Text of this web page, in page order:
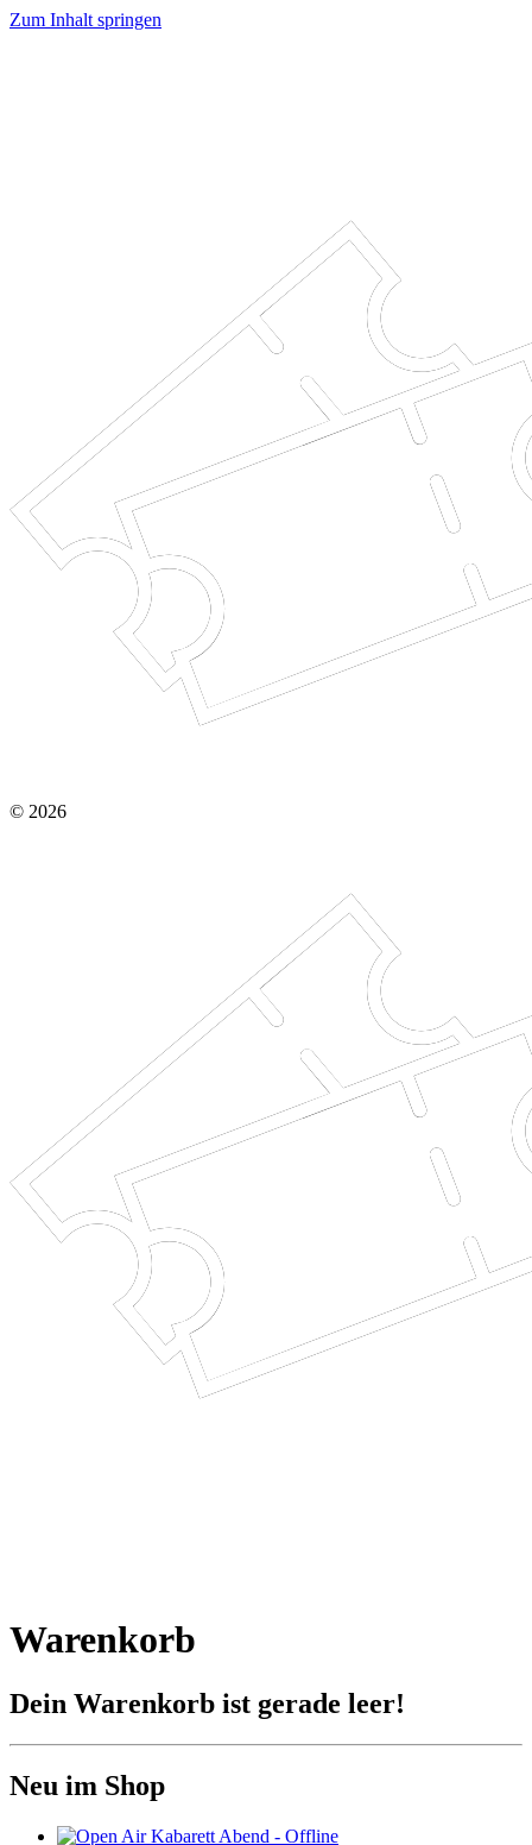
Zum Inhalt springen
© 2026
Warenkorb
Dein Warenkorb ist gerade leer!
Neu im Shop